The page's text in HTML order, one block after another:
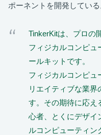
ポーネントを開発している
TinkerKitは、プロの
フィジカルコンピュ
ールキットです。
フィジカルコンピュ
リエイティブな業界
す。その期待に応え
心者、とくにデザイ
ルコンピューティン